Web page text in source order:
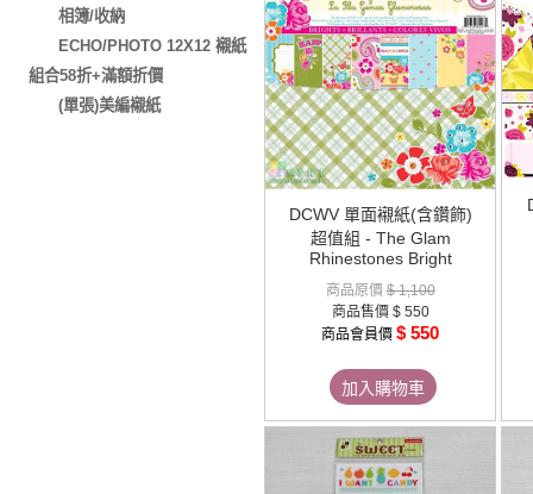
相簿/收納
ECHO/PHOTO 12X12 襯紙
組合58折+滿額折價
(單張)美編襯紙
DCWV 單面襯紙(含鑽飾)
超值組 - The Glam
Rhinestones Bright
商品原價$ 1,100
商品售價 $ 550
商品會員價 $ 550
加入購物車